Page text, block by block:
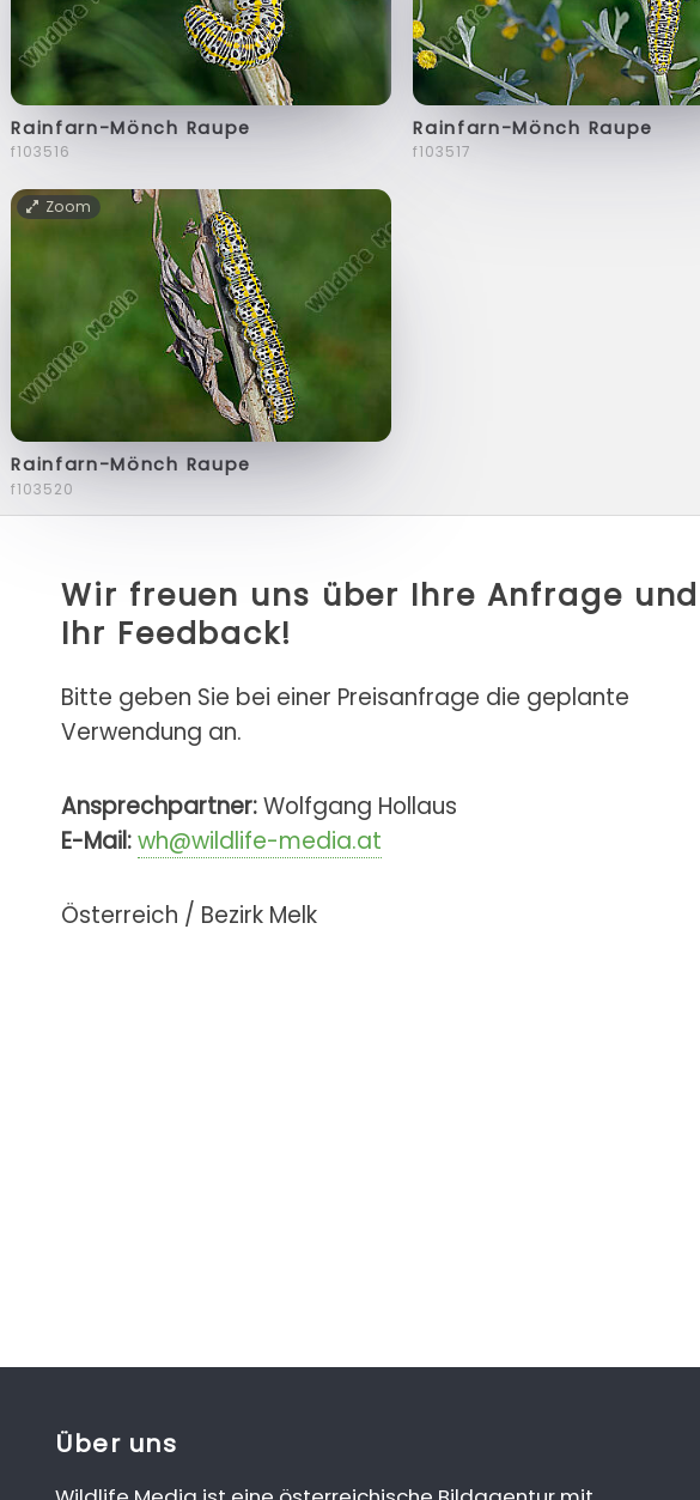
Rainfarn-Mönch Raupe
f103516
Rainfarn-Mönch Raupe
f103517
Zoom
Rainfarn-Mönch Raupe
f103520
Wir freuen uns über Ihre Anfrage und
Ihr Feedback!
Bitte geben Sie bei einer Preisanfrage die geplante
Verwendung an.
Ansprechpartner:Wolfgang Hollaus
E-Mail:wh@wildlife-media.at
Österreich / Bezirk Melk
Über uns